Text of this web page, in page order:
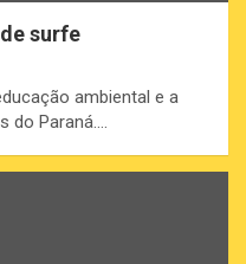
surfe
ambiental e a
Paraná.…